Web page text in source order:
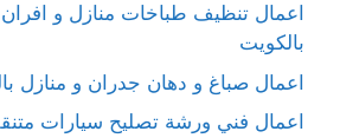
اعمال تنظيف طباخات منازل و
بالكويت
اعمال صباغ و دهان جدران و منازل
اعمال فني ورشة تصليح سيارات